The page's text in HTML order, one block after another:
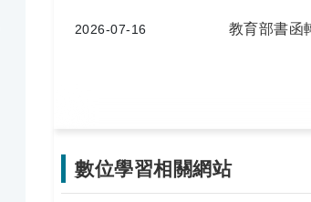
2026-07-16
教育部書函
數位學習相關網站